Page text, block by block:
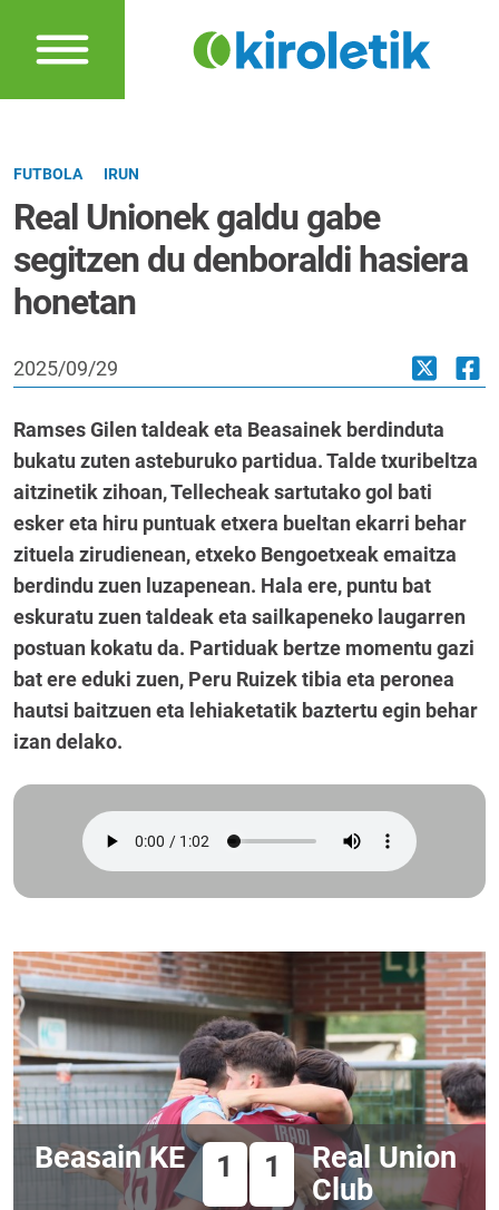
FUTBOLA IRUN
Real Unionek galdu gabe
segitzen du denboraldi hasiera
honetan
2025/09/29
Ramses Gilen taldeak eta Beasainek berdinduta
bukatu zuten asteburuko partidua. Talde txuribeltza
aitzinetik zihoan, Tellecheak sartutako gol bati
esker eta hiru puntuak etxera bueltan ekarri behar
zituela zirudienean, etxeko Bengoetxeak emaitza
berdindu zuen luzapenean. Hala ere, puntu bat
eskuratu zuen taldeak eta sailkapeneko laugarren
postuan kokatu da. Partiduak bertze momentu gazi
bat ere eduki zuen, Peru Ruizek tibia eta peronea
hautsi baitzuen eta lehiaketatik baztertu egin behar
izan delako.
Beasain KE 1 1
Real Union
Club